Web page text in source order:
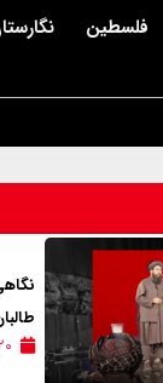
فلسطین
۲۰